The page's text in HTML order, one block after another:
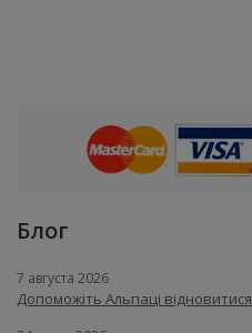
Блог
7 августа 2026
Допоможіть Альпаці відновитися